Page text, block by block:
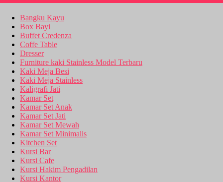
Bangku Kayu
Box Bayi
Buffet Credenza
Coffe Table
Dresser
Furniture kaki Stainless Model Terbaru
Kaki Meja Besi
Kaki Meja Stainless
Kaligrafi Jati
Kamar Set
Kamar Set Anak
Kamar Set Jati
Kamar Set Mewah
Kamar Set Minimalis
Kitchen Set
Kursi Bar
Kursi Cafe
Kursi Hakim Pengadilan
Kursi Kantor